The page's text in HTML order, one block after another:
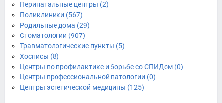
Перинатальные центры (2)
Поликлиники (567)
Родильные дома (29)
Стоматологии (907)
Травматологические пункты (5)
Хосписы (8)
Центры по профилактике и борьбе со СПИДом (0)
Центры профессиональной патологии (0)
Центры эстетической медицины (125)